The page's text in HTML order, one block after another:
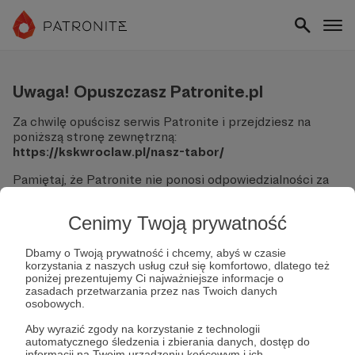
Cenimy Twoją prywatność
Dbamy o Twoją prywatność i chcemy, abyś w czasie
korzystania z naszych usług czuł się komfortowo, dlatego też
poniżej prezentujemy Ci najważniejsze informacje o
zasadach przetwarzania przez nas Twoich danych
osobowych.
Aby wyrazić zgody na korzystanie z technologii
automatycznego śledzenia i zbierania danych, dostęp do
Uwaga! Opuszczasz Patronite.pl
Za chwilę opuścisz serwis Patronite i przejdziesz na
poniższą stronę zewnętrzną:
https://kskwroclaw.pl/nasz-tabor/
Pamiętaj, że Patronite nie ponosi odpowiedzialności za
Nie podawaj swoich danych logowania ani informacji
finansowych na podjerzanych stronach.
Sprawdź dokładnie adres URL, zanim klikniesz przycisk
"Tak, przejdź do strony".
Jeśli masz wątpliwości, wróć do Patronite i zweryfikuj
link.
Czy na pewno chcesz kontynuować?